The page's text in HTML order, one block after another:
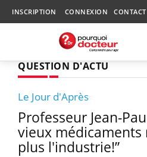
INSCRIPTION CONNEXION CONTACT
QUESTION D'ACTU
Le Jour d'Après
Professeur Jean-
vieux
plus l'industrie!”